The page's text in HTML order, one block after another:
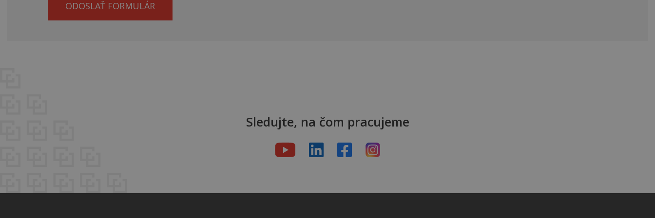
ODOSLAŤ FORMULÁR
Sledujte, na čom pracujeme